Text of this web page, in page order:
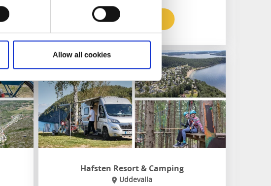
Allow all cookies
Naar de website
Hafsten Resort & Camping
Uddevalla